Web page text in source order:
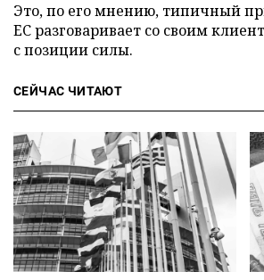
Это, по его мнению, типичный
ЕС разговаривает со своим
с позиции силы.
СЕЙЧАС ЧИТАЮТ